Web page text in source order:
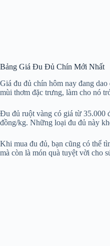
Bảng Giá Đu Đủ Chín Mới Nhất
Giá đu đủ chín hôm nay đang
mùi thơm đặc trưng, làm cho nó
Đu đủ ruột vàng có giá từ 35.000
đồng/kg. Những loại đu đủ này
Khi mua đu đủ, bạn cũng có thể
mà còn là món quà tuyệt vời cho